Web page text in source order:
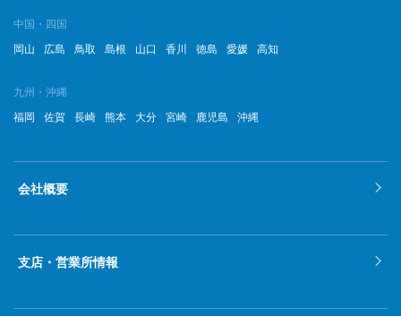
2022年6月
2022年5月
2022年4月
2022年3月
2022年1月
中国・四国
岡山
広島 鳥取 島根 山口 香川 徳島 愛媛 高知
九州・沖縄
福岡
佐賀 長崎 熊本 大分 宮崎 鹿児島 沖縄
会社概要
支店・営業所情報